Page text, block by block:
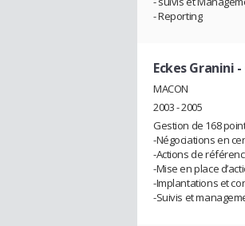
- Reporting
Eckes Granini
MACON
2003 - 2005
Gestion de 168
-Négociations en
-Actions de
-Mise en place
-Implantations et
-Suivis et